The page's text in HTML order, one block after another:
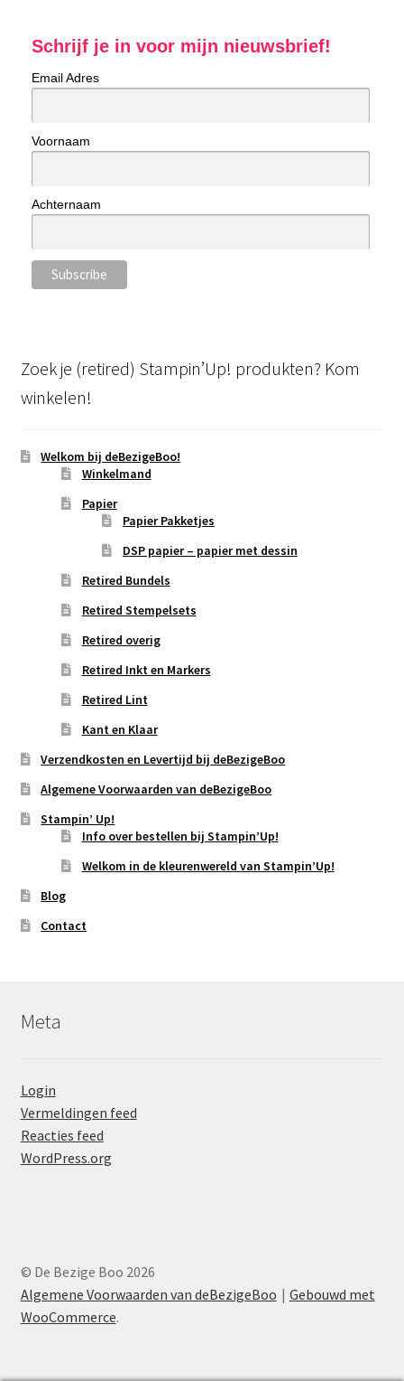
Schrijf je in voor mijn nieuwsbrief!
Email Adres
Voornaam
Achternaam
Zoek je (retired) Stampin’Up! produkten? Kom
winkelen!
Welkom bij deBezigeBoo!
Winkelmand
Papier
Papier Pakketjes
DSP papier – papier met dessin
Retired Bundels
Retired Stempelsets
Retired overig
Retired Inkt en Markers
Retired Lint
Kant en Klaar
Verzendkosten en Levertijd bij deBezigeBoo
Algemene Voorwaarden van deBezigeBoo
Stampin’ Up!
Info over bestellen bij Stampin’Up!
Welkom in de kleurenwereld van Stampin’Up!
Blog
Contact
Meta
Login
Vermeldingen feed
Reacties feed
WordPress.org
© De Bezige Boo 2026
Algemene Voorwaarden van deBezigeBoo
Gebouwd met
WooCommerce.